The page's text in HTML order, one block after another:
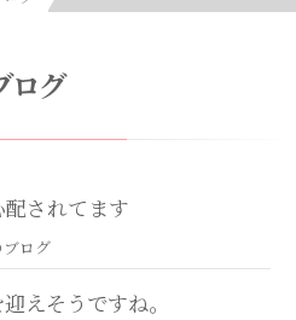
ログ
されてます
ブログ
えそうですね。